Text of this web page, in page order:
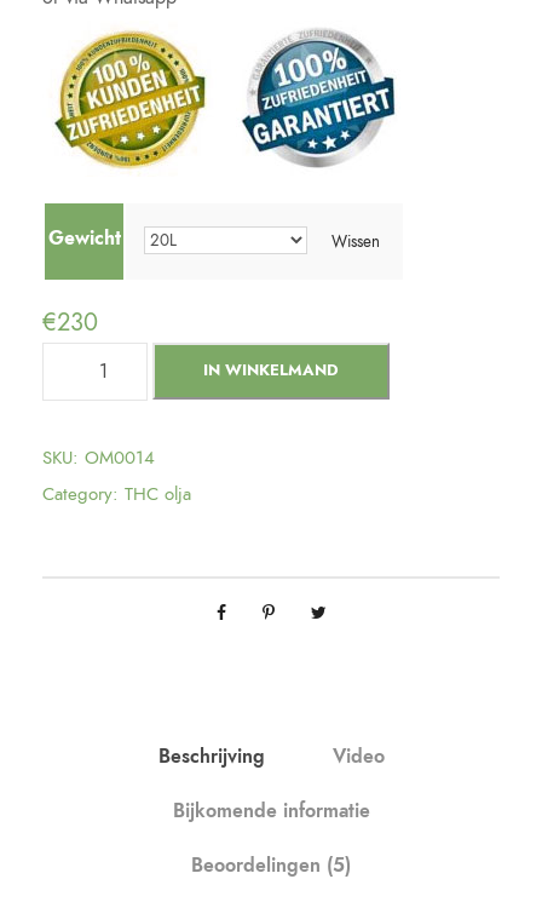
Gewicht Wissen
€230
-
o
a
IN WINKELMAND
SKU: OM0014
Category: THC olja
Beschrijving Video
Bijkomende informatie
Beoordelingen (5)